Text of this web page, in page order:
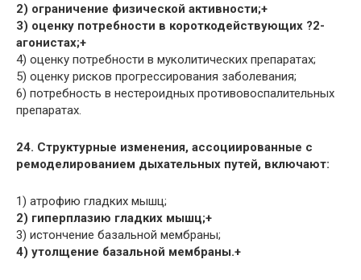
2) ограничение физической активности;+
3) оценку потребности в короткодействующих ?2-
агонистах;+
4) оценку потребности в муколитических препаратах;
5) оценку рисков прогрессирования заболевания;
6) потребность в нестероидных противовоспалительных
препаратах.
24. Структурные изменения, ассоциированные с
ремоделированием дыхательных путей, включают:
1) атрофию гладких мышц;
2) гиперплазию гладких мышц;+
3) истончение базальной мембраны;
4) утолщение базальной мембраны.+